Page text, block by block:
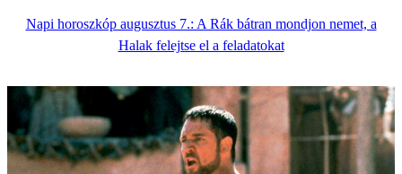
Napi horoszkóp augusztus 7.: A Rák bátran mondjon nemet, a
Halak felejtse el a feladatokat